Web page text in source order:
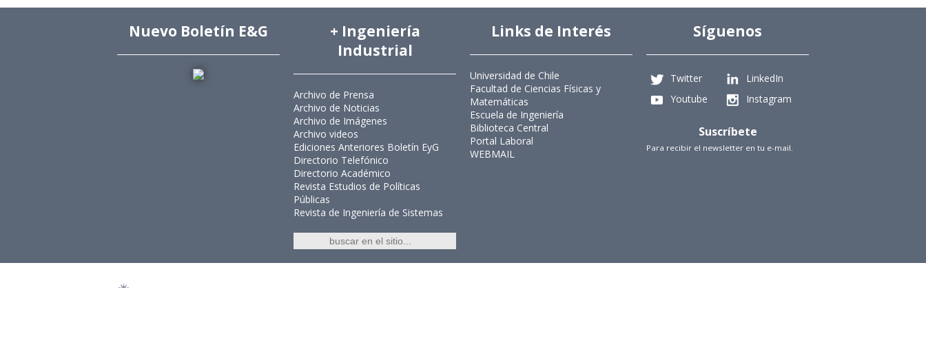
Nuevo Boletín E&G
+ Ingeniería
Industrial
Archivo de Prensa
Archivo de Noticias
Archivo de Imágenes
Archivo videos
Ediciones Anteriores Boletín EyG
Directorio Telefónico
Directorio Académico
Revista Estudios de Políticas
Públicas
Revista de Ingeniería de Sistemas
Links de Interés
Universidad de Chile
Facultad de Ciencias Físicas y
Matemáticas
Escuela de Ingeniería
Biblioteca Central
Portal Laboral
WEBMAIL
Síguenos
Twitter
LinkedIn
Youtube
Instagram
Suscríbete
Para recibir el newsletter en tu e-mail.